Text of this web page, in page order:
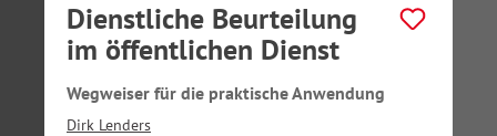
Dienstliche Beurteilung
im öffentlichen Dienst
Wegweiser für die praktische Anwendung
Dirk Lenders